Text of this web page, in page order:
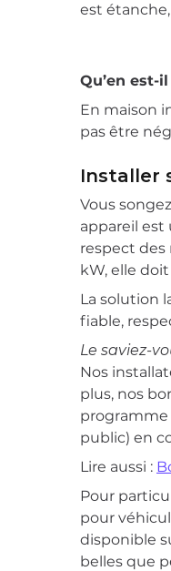
est
Qu’en est-
En maison
pas être
Installer
Vous
appareil est
respect des
kW, elle
La solution
fiable,
Le saviez-
Nos
plus, nos
programme
public) en
Lire aussi :
Pour
pour
disponible
belles que